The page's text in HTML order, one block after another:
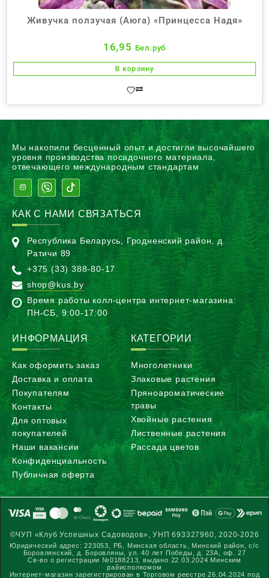
Живучка ползучая (Аюга) «Принцесса Надя»
16,95 Бел.руб
В корзину
Мы накопили бесценный опыт и достигли высочайшего
уровня производства посадочного материала,
отвечающего международным стандартам
КАК С НАМИ СВЯЗАТЬСЯ
Республика Беларусь, Гродненский район, д.
Ратичи 89
+375 (33) 388-80-17
shop@kus.by
Время работы колл-центра интернет-магазина:
ПН-CБ, 9:00-17:00
ИНФОРМАЦИЯ
Как оформить заказ
Доставка и оплата
Покупателям
Контакты
Для оптовых
покупателей
Наши вакансии
Конфиденциальность
Публичная оферта
КАТЕГОРИИ
Многолетники
Злаковые растения
Пряноароматические
травы
Хвойные растения
Лиственные растения
Рассада цветов
©ЧУП «Клуб Успешных Садоводов», УНП 693327960, 2020-2026
Юридический адрес: 223053, РБ, Минская область, Минский район, с/с
Боровлянский, д. Боровляны, ул. 40 лет Победы, д. 23А, оф. 27
Св-во о регистрации №0188213, выдано 22.03.2024 Минским
райисполкомом
Интернет-магазин зарегистрирован в Торговом реестре 26.04.2024 под